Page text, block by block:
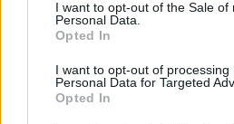
I want to opt-out of the Sale of
Personal Data.
Opted In
I want to opt-out of processing
Personal Data for Targeted
Opted In
Często sprawdzane